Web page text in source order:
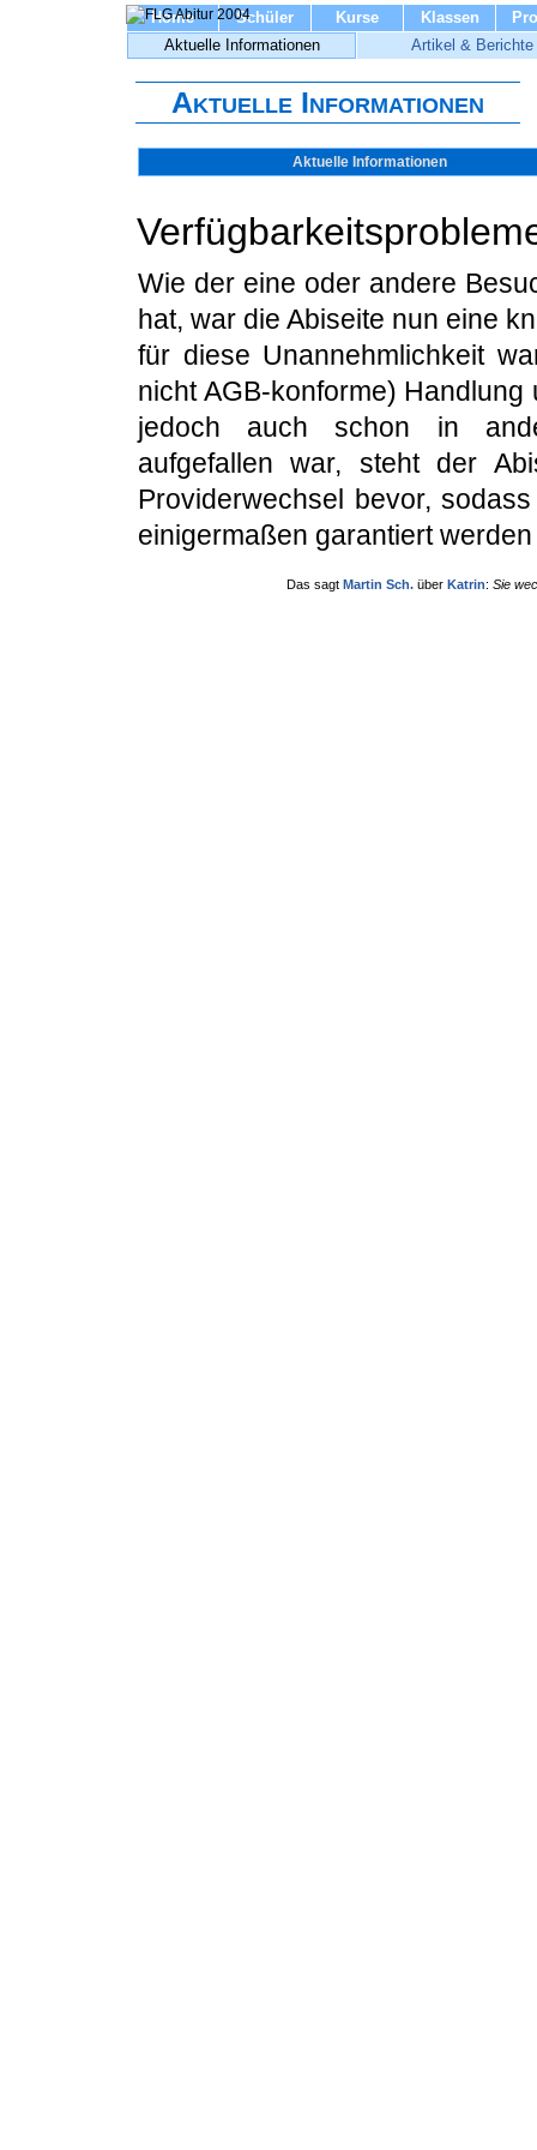
Home Schüler Kurse Klassen
Aktuelle Informationen
Artikel & Berichte
Aktuelle Informationen
Aktuelle Informationen
Wie der eine oder andere
hat, war die Abiseite nun eine
für diese Unannehmlichkeit
nicht AGB-konforme)
jedoch auch schon in
aufgefallen war, steht der
Providerwechsel bevor,
einigermaßen garantiert
Das sagt Martin Sch. über Katrin: Sie